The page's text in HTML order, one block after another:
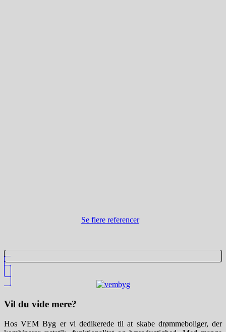
Se flere referencer
Vil du vide mere?
Hos VEM Byg er vi dedikerede til at skabe drømmeboliger, der